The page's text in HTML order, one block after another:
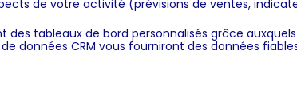
de votre activité (prévisions de ventes,
tableaux de bord personnalisés grâce
données CRM vous fourniront des données